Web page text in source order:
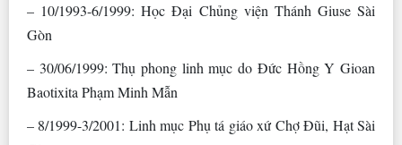
– 10/1993-6/1999: Học Đại Chủng viện Thánh Giuse Sài
Gòn
– 30/06/1999: Thụ phong linh mục do Đức Hồng Y Gioan
Baotixita Phạm Minh Mẫn
– 8/1999-3/2001: Linh mục Phụ tá giáo xứ Chợ Đũi, Hạt Sài